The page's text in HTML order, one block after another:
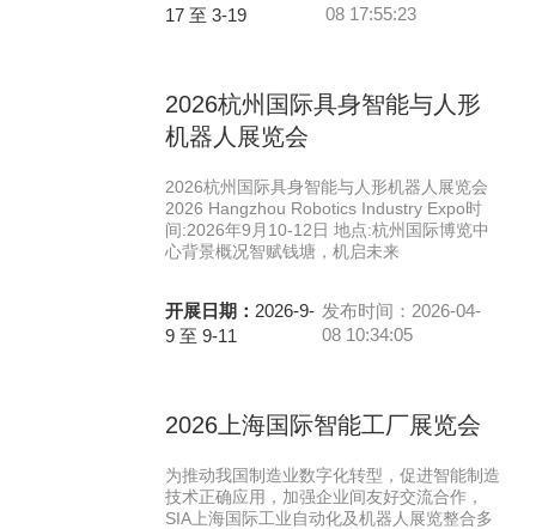
17 至 3-19
08 17:55:23
2026杭州国际具身智能与人形
机器人展览会
2026杭州国际具身智能与人形机器人展览会
2026 Hangzhou Robotics Industry Expo时
间:2026年9月10-12日 地点:杭州国际博览中
心背景概况智赋钱塘，机启未来
开展日期： 2026-9-
9 至 9-11
发布时间：2026-04-
08 10:34:05
2026上海国际智能工厂展览会
为推动我国制造业数字化转型，促进智能制造
技术正确应用，加强企业间友好交流合作，
SIA上海国际工业自动化及机器人展览整合多